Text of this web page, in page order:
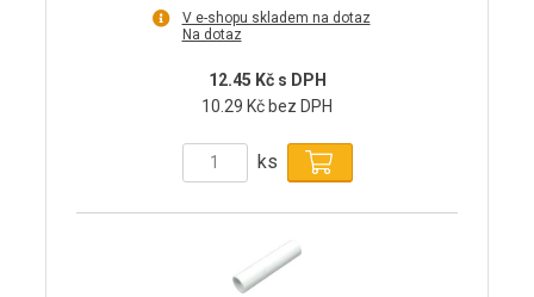
V e-shopu skladem na dotaz
Na dotaz
12.45 Kč s DPH
10.29 Kč bez DPH
ks